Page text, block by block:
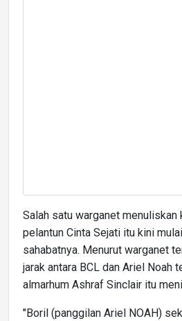
Salah satu warganet menuliskan
pelantun Cinta Sejati itu kini
sahabatnya. Menurut warganet
jarak antara BCL dan Ariel Noah
almarhum Ashraf Sinclair itu
"Boril (panggilan Ariel NOAH)